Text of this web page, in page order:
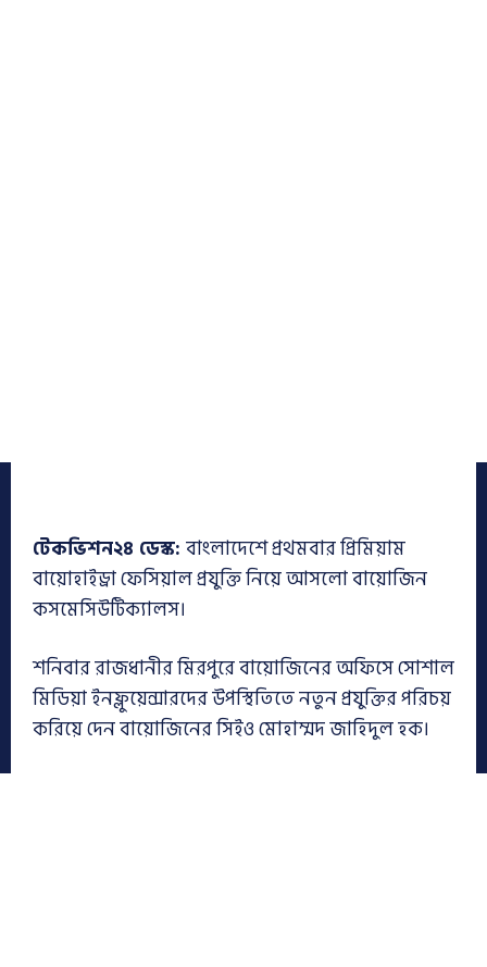
টেকভিশন২৪ ডেস্ক: বাংলাদেশে প্রথমবার প্রিমিয়াম
বায়োহাইড্রা ফেসিয়াল প্রযুক্তি নিয়ে আসলো বায়োজিন
কসমেসিউটিক্যালস।
শনিবার রাজধানীর মিরপুরে বায়োজিনের অফিসে সোশাল
মিডিয়া ইনফ্লুয়েন্সারদের উপস্থিতিতে নতুন প্রযুক্তির পরিচয়
করিয়ে দেন বায়োজিনের সিইও মোহাম্মদ জাহিদুল হক।